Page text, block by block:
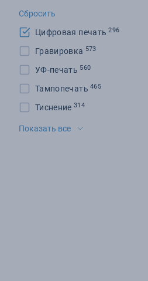
Сбросить
Цифровая печать 296
Гравировка 573
УФ-печать 560
Тампопечать 465
Тиснение 314
Шильд
Показать все